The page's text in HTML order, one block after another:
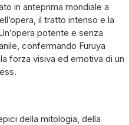
in anteprima mondiale a
il tratto intenso e la
potente e senza
confermando Furuya
forza visiva ed emotiva di un
della mitologia, della